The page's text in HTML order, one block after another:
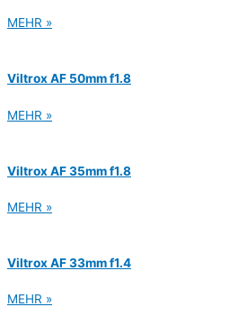
MEHR »
Viltrox AF 50mm f1.8
MEHR »
Viltrox AF 35mm f1.8
MEHR »
Viltrox AF 33mm f1.4
MEHR »